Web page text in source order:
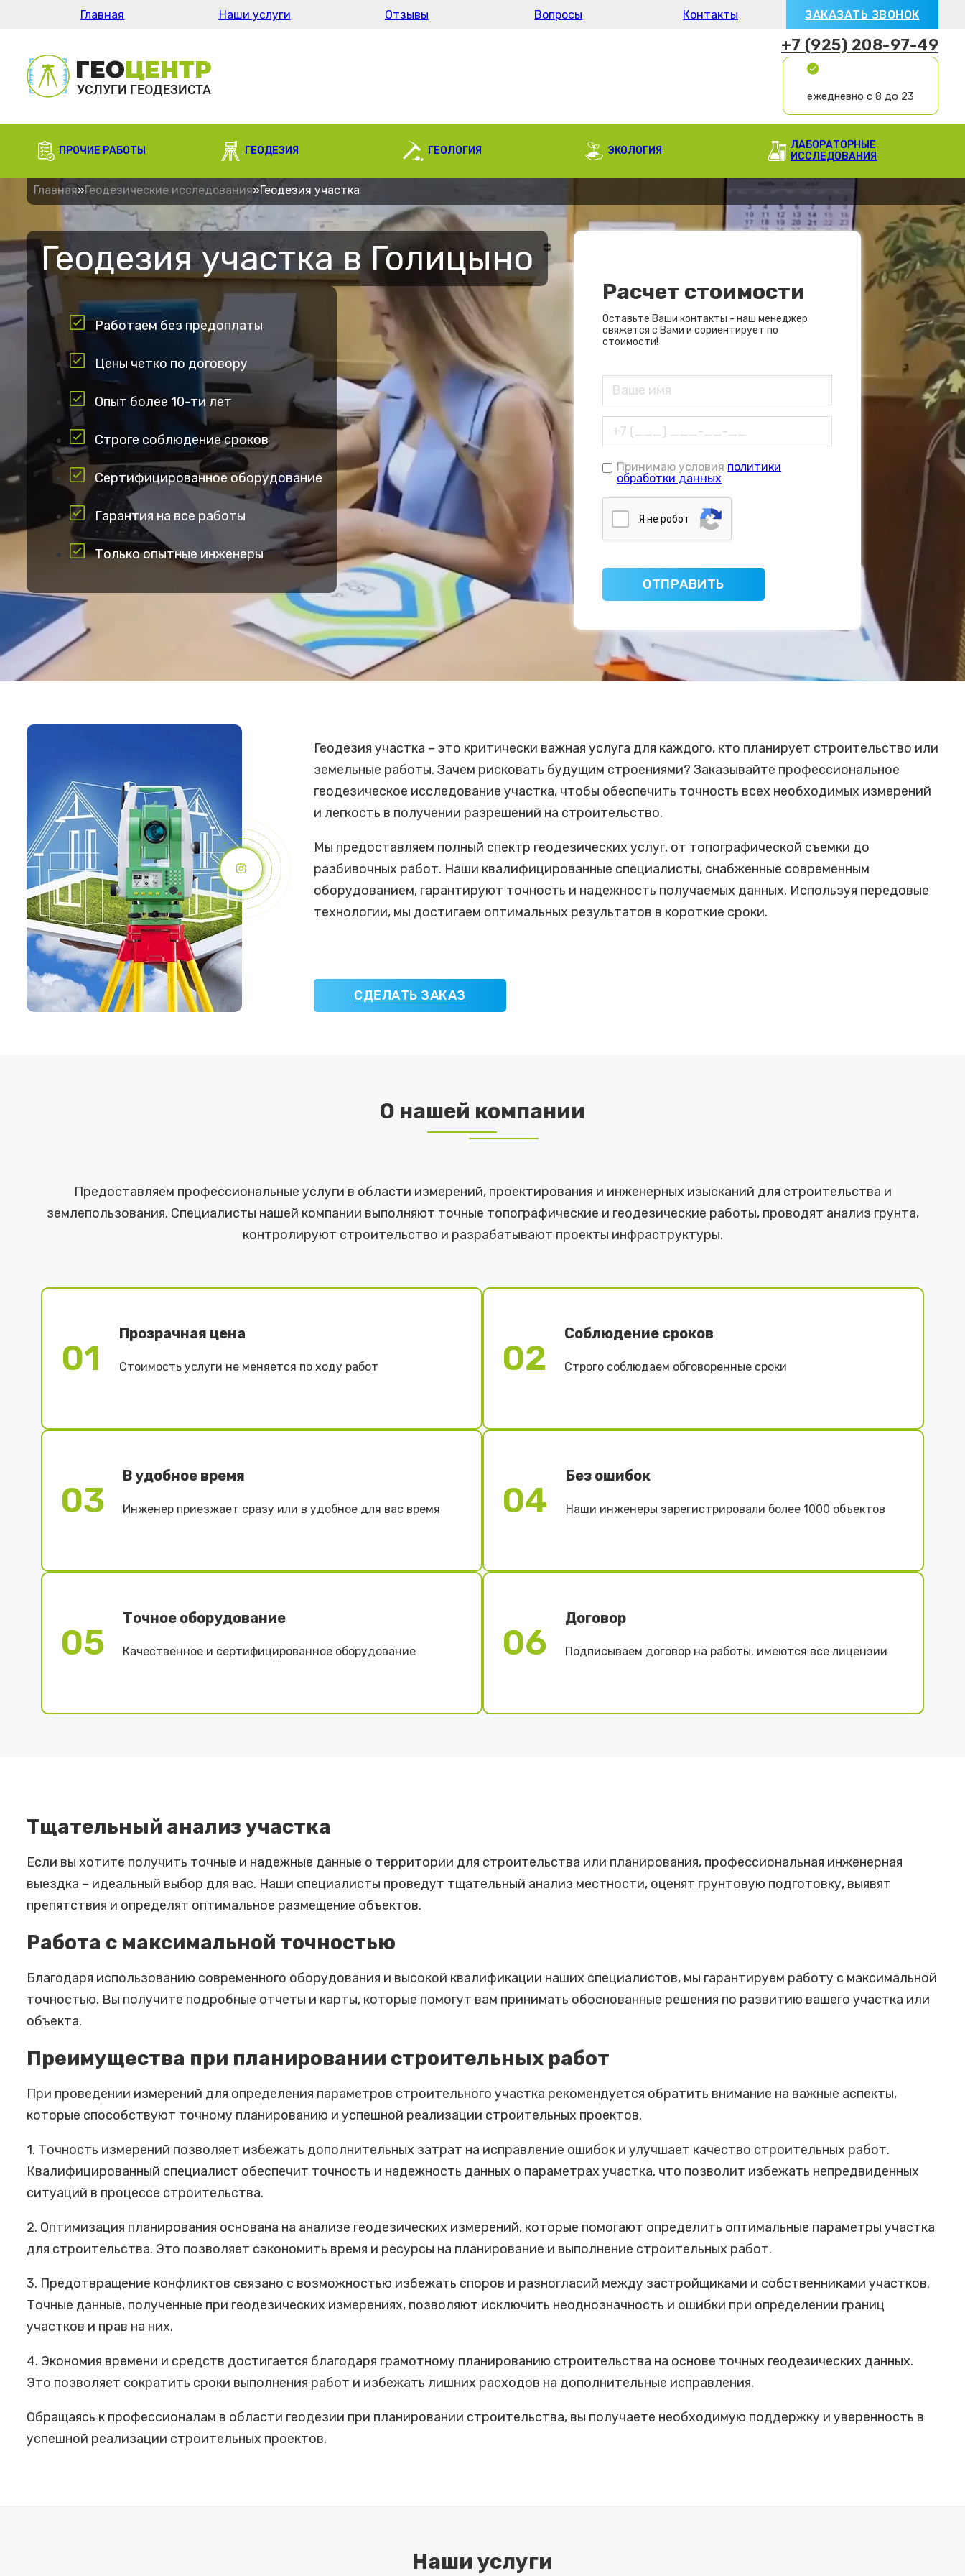
Главная Наши услуги Отзывы Вопросы Контакты ЗАКАЗАТЬ ЗВОНОК
+7 (925) 208-97-49
ежедневно с 8 до 23
ПРОЧИЕ РАБОТЫ ГЕОДЕЗИЯ ГЕОЛОГИЯ ЭКОЛОГИЯ
ЛАБОРАТОРНЫЕ
ИССЛЕДОВАНИЯ
Главная»Геодезические исследования»Геодезия участка
Геодезия участка в Голицыно
Работаем без предоплаты
Цены четко по договору
Опыт более 10-ти лет
Строге соблюдение сроков
Сертифицированное оборудование
Гарантия на все работы
Только опытные инженеры
Расчет стоимости
Оставьте Ваши контакты - наш менеджер
свяжется с Вами и сориентирует по
стоимости!
Принимаю условия политики
обработки данных
Я нe poбoт
Геодезия участка – это критически важная услуга для каждого, кто планирует строительство или
земельные работы. Зачем рисковать будущим строениями? Заказывайте профессиональное
геодезическое исследование участка, чтобы обеспечить точность всех необходимых измерений
и легкость в получении разрешений на строительство.
Мы предоставляем полный спектр геодезических услуг, от топографической съемки до
разбивочных работ. Наши квалифицированные специалисты, снабженные современным
оборудованием, гарантируют точность и надежность получаемых данных. Используя передовые
технологии, мы достигаем оптимальных результатов в короткие сроки.
СДЕЛАТЬ ЗАКАЗ
О нашей компании
Предоставляем профессиональные услуги в области измерений, проектирования и инженерных изысканий для строительства и
землепользования. Специалисты нашей компании выполняют точные топографические и геодезические работы, проводят анализ грунта,
контролируют строительство и разрабатывают проекты инфраструктуры.
01
Прозрачная цена
Стоимость услуги не меняется по ходу работ 02
Соблюдение сроков
Строго соблюдаем обговоренные сроки
03
В удобное время
Инженер приезжает сразу или в удобное для вас время 04
Без ошибок
Наши инженеры зарегистрировали более 1000 объектов
05
Точное оборудование
Качественное и сертифицированное оборудование 06
Договор
Подписываем договор на работы, имеются все лицензии
Тщательный анализ участка
Если вы хотите получить точные и надежные данные о территории для строительства или планирования, профессиональная инженерная
выездка – идеальный выбор для вас. Наши специалисты проведут тщательный анализ местности, оценят грунтовую подготовку, выявят
препятствия и определят оптимальное размещение объектов.
Работа с максимальной точностью
Благодаря использованию современного оборудования и высокой квалификации наших специалистов, мы гарантируем работу с максимальной
точностью. Вы получите подробные отчеты и карты, которые помогут вам принимать обоснованные решения по развитию вашего участка или
объекта.
Преимущества при планировании строительных работ
При проведении измерений для определения параметров строительного участка рекомендуется обратить внимание на важные аспекты,
которые способствуют точному планированию и успешной реализации строительных проектов.
1. Точность измерений позволяет избежать дополнительных затрат на исправление ошибок и улучшает качество строительных работ.
Квалифицированный специалист обеспечит точность и надежность данных о параметрах участка, что позволит избежать непредвиденных
ситуаций в процессе строительства.
2. Оптимизация планирования основана на анализе геодезических измерений, которые помогают определить оптимальные параметры участка
для строительства. Это позволяет сэкономить время и ресурсы на планирование и выполнение строительных работ.
3. Предотвращение конфликтов связано с возможностью избежать споров и разногласий между застройщиками и собственниками участков.
Точные данные, полученные при геодезических измерениях, позволяют исключить неоднозначность и ошибки при определении границ
участков и прав на них.
4. Экономия времени и средств достигается благодаря грамотному планированию строительства на основе точных геодезических данных.
Это позволяет сократить сроки выполнения работ и избежать лишних расходов на дополнительные исправления.
Обращаясь к профессионалам в области геодезии при планировании строительства, вы получаете необходимую поддержку и уверенность в
успешной реализации строительных проектов.
Наши услуги